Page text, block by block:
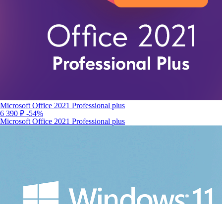
Microsoft Office 2021 Professional plus
6 390 ₽ -54%
Microsoft Office 2021 Professional plus